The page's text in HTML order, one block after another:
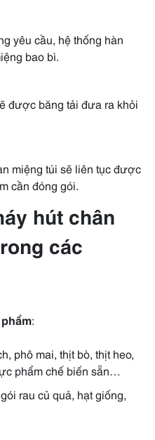
yêu cầu, hệ thống hàn
bao bì.
được băng tải đưa ra khỏi
miệng túi sẽ liên tục được
cần đóng gói.
hút chân
các
:
phô mai, thịt bò, thịt heo,
phẩm chế biến sẵn…
rau củ quả, hạt giống,